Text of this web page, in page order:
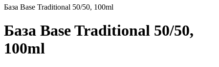
База Base Traditional 50/50, 100ml
База Base Traditional 50/50,
100ml